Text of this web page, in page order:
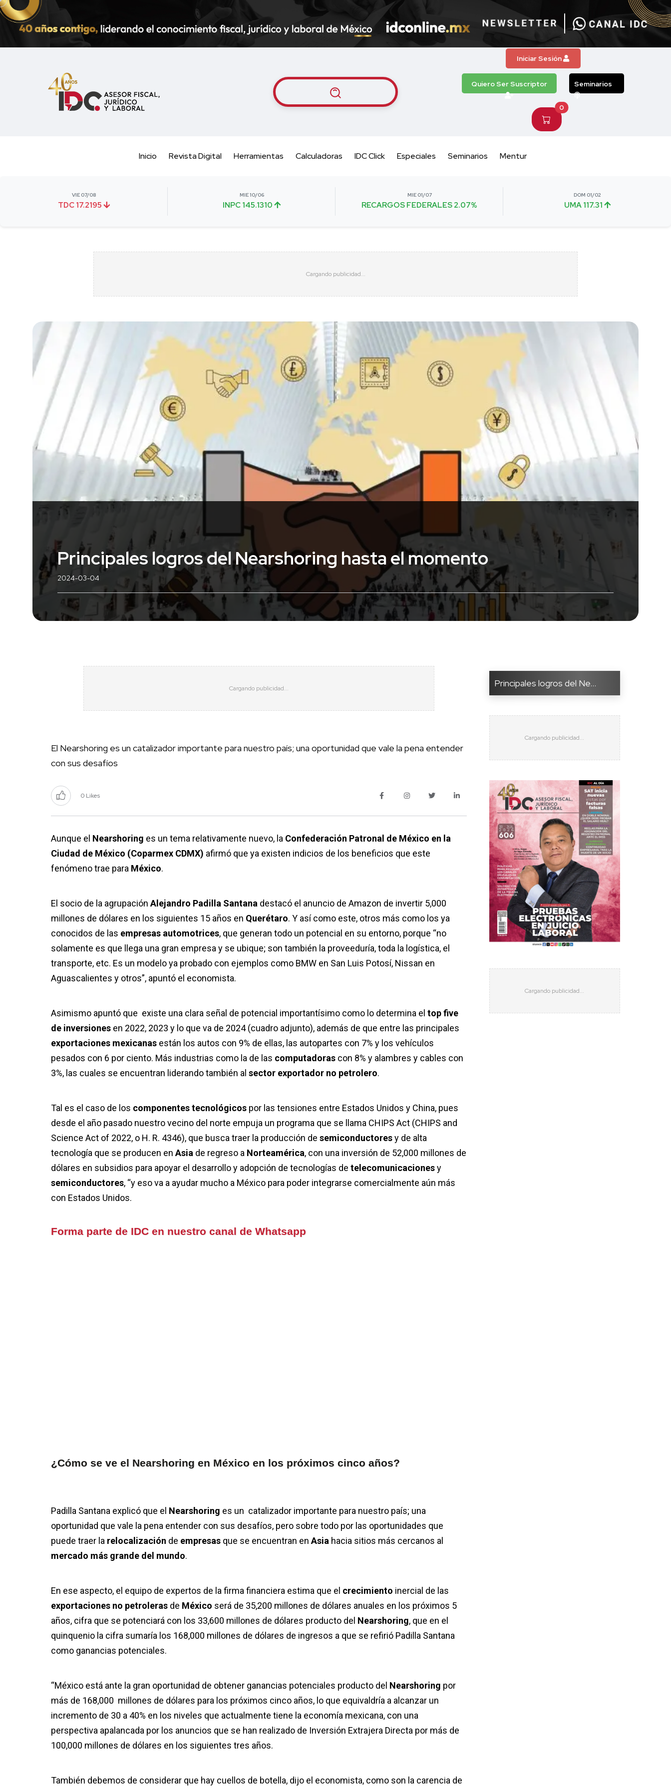
Iniciar Sesión
Quiero Ser Suscriptor Seminarios
0
Inicio Revista Digital Herramientas Calculadoras IDC Click Especiales Seminarios Mentur
VIE 07/08
TDC 17.2195
MIE 10/06
INPC 145.1310
MIE 01/07
RECARGOS FEDERALES 2.07%
DOM 01/02
UMA 117.31
Principales logros del Nearshoring hasta el momento
2024-03-04
El Nearshoring es un catalizador importante para nuestro país; una oportunidad que vale la pena entender
con sus desafíos
0 Likes
Aunque el Nearshoring es un tema relativamente nuevo, la Confederación Patronal de México en la
Ciudad de México (Coparmex CDMX) afirmó que ya existen indicios de los beneficios que este
fenómeno trae para México.
El socio de la agrupaciónAlejandro Padilla Santana destacó el anuncio de Amazon de invertir 5,000
millones de dólares en los siguientes 15 años en Querétaro. Y así como este, otros más como los ya
conocidos de las empresas automotrices, que generan todo un potencial en su entorno, porque “no
solamente es que llega una gran empresa y se ubique; son también la proveeduría, toda la logística, el
transporte, etc. Es un modelo ya probado con ejemplos como BMW en San Luis Potosí, Nissan en
Aguascalientes y otros”, apuntó el economista.
Asimismo apuntó que existe una clara señal de potencial importantísimo como lo determina el top five
de inversiones en 2022, 2023 y lo que va de 2024 (cuadro adjunto), además de que entre las principales
exportaciones mexicanas están los autos con 9% de ellas, las autopartes con 7% y los vehículos
pesados con 6 por ciento. Más industrias como la de las computadoras con 8% y alambres y cables con
3%, las cuales se encuentran liderando también al sector exportador no petrolero.
Tal es el caso de los componentes tecnológicos por las tensiones entre Estados Unidos y China, pues
desde el año pasado nuestro vecino del norte empuja un programa que se llama CHIPS Act (CHIPS and
Science Act of 2022, o H. R. 4346), que busca traer la producción de semiconductoresy de alta
tecnología que se producen enAsia de regreso a Norteamérica, con una inversión de 52,000 millones de
dólares en subsidios para apoyar el desarrollo y adopción de tecnologías de telecomunicacionesy
semiconductores, “y eso va a ayudar mucho a México para poder integrarse comercialmente aún más
con Estados Unidos.
Forma parte de IDC en nuestro canal de Whatsapp
¿Cómo se ve el Nearshoring en México en los próximos cinco años?
Padilla Santana explicó que el Nearshoring es un catalizador importante para nuestro país; una
oportunidad que vale la pena entender con sus desafíos, pero sobre todo por las oportunidades que
puede traer la relocalización de empresas que se encuentran enAsia hacia sitios más cercanos al
mercado más grande del mundo.
En ese aspecto, el equipo de expertos de la firma financiera estima que el crecimiento inercial de las
exportaciones no petroleras de México será de 35,200 millones de dólares anuales en los próximos 5
años, cifra que se potenciará con los 33,600 millones de dólares producto del Nearshoring, que en el
quinquenio la cifra sumaría los 168,000 millones de dólares de ingresos a que se refirió Padilla Santana
como ganancias potenciales.
“México está ante la gran oportunidad de obtener ganancias potenciales producto del Nearshoring por
más de 168,000 millones de dólares para los próximos cinco años, lo que equivaldría a alcanzar un
incremento de 30 a 40% en los niveles que actualmente tiene la economía mexicana, con una
perspectiva apalancada por los anuncios que se han realizado de Inversión Extrajera Directa por más de
100,000 millones de dólares en los siguientes tres años.
También debemos de considerar que hay cuellos de botella, dijo el economista, como son la carencia de
Principales logros del Ne...